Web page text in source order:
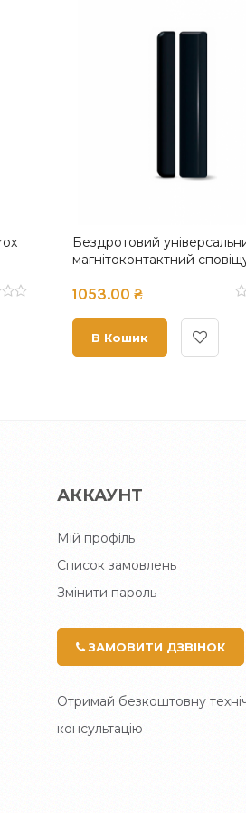
Бездротовий датчик руху
розбиття з лінзою штора
1853.00 ₴
В Кошик
АККАУНТ
Мій профіль
Список замовлень
Змінити пароль
ЗАМОВИТИ ДЗВІНОК
Отримай безкоштовну
консультацію